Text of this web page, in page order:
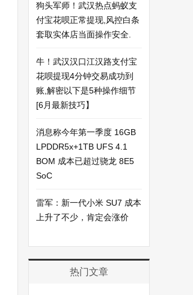
狗头军师！武汉热点蚂蚁支
付宝花呗正常提现,风控白条
套取实体店当面操作安全.
牛！武汉汉口江汉路支付宝
花呗提现4分钟交易成功到
账,解密以下是5种操作细节
[6月最新技巧】
消息称今年第一季度 16GB
LPDDR5x+1TB UFS 4.1
BOM 成本已超过骁龙 8E5
SoC
雷军：新一代小米 SU7 成本
上升了不少，肯定会涨价
热门文章